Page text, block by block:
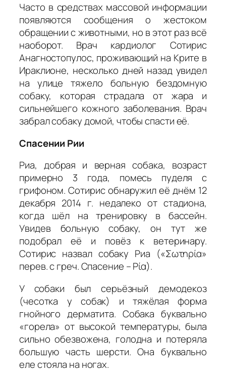
Часто в средствах массовой информации
появляются сообщения о жестоком
обращении с животными, но в этот раз всё
наоборот. Врач кардиолог Сотирис
Анагностопулос, проживающий на Крите в
Ираклионе, несколько дней назад увидел
на улице тяжело больную бездомную
собаку, которая страдала от жара и
сильнейшего кожного заболевания. Врач
забрал собаку домой, чтобы спасти её.
Спасении Рии
Риа, добрая и верная собака, возраст
примерно 3 года, помесь пуделя с
грифоном. Сотирис обнаружил её днём 12
декабря 2014 г. недалеко от стадиона,
когда шёл на тренировку в бассейн.
Увидев больную собаку, он тут же
подобрал её и повёз к ветеринару.
Сотирис назвал собаку Риа («Σωτηρία»
перев. с греч. Спасение – Ρία).
У собаки был серьёзный демодекоз
(чесотка у собак) и тяжёлая форма
гнойного дерматита. Собака буквально
«горела» от высокой температуры, была
сильно обезвожена, голодна и потеряла
большую часть шерсти. Она буквально
еле стояла на ногах.